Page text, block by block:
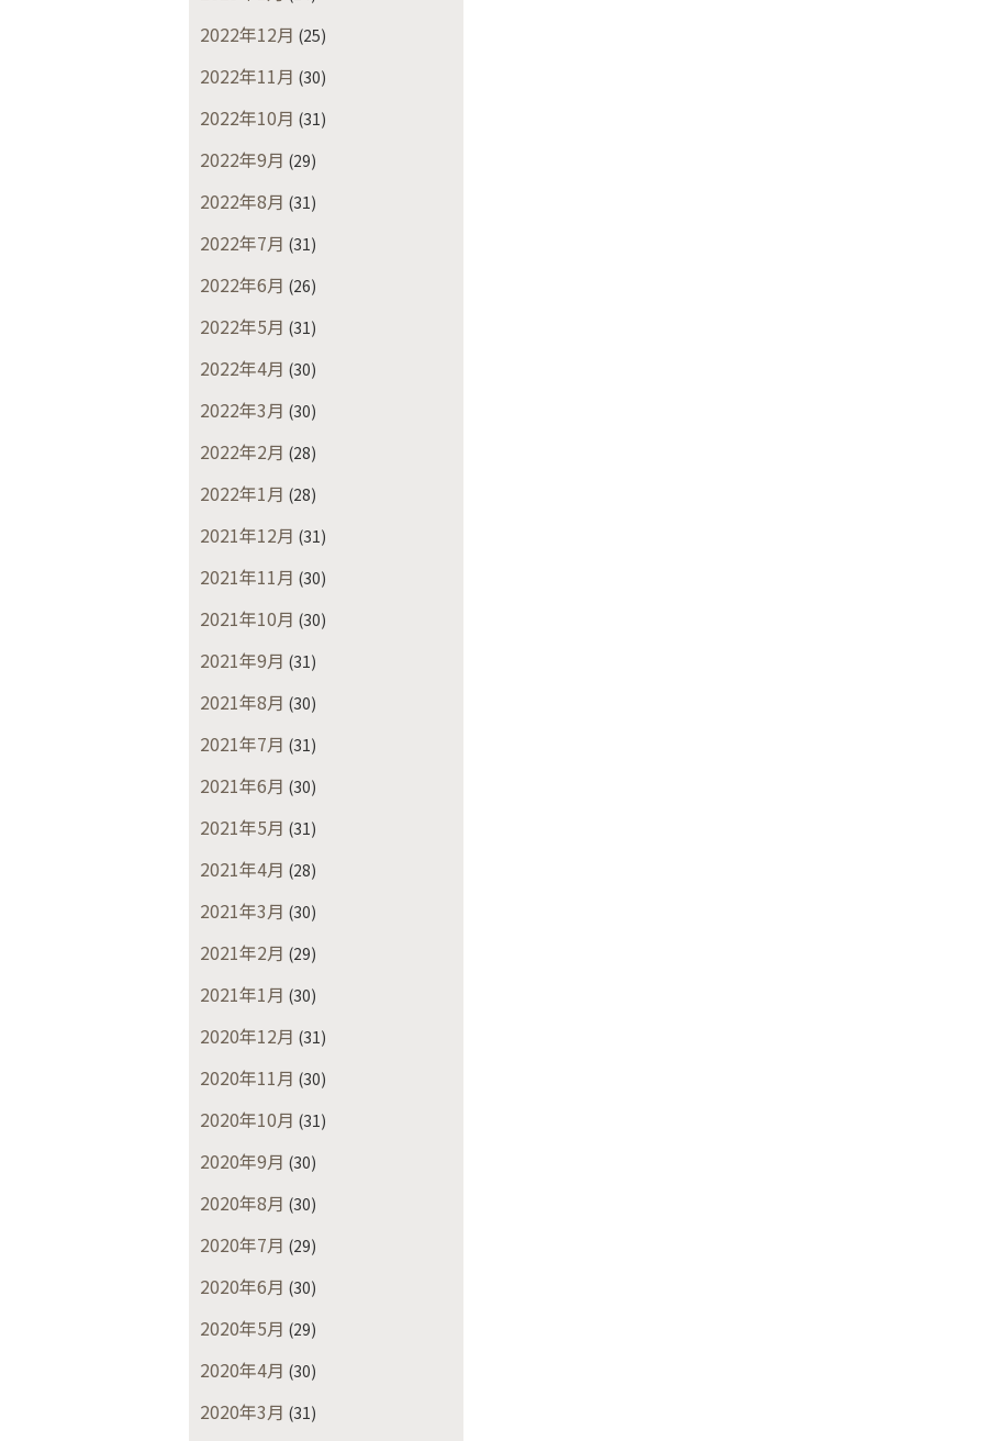
2022年12月 (25)
2022年11月 (30)
2022年10月 (31)
2022年9月 (29)
2022年8月 (31)
2022年7月 (31)
2022年6月 (26)
2022年5月 (31)
2022年4月 (30)
2022年3月 (30)
2022年2月 (28)
2022年1月 (28)
2021年12月 (31)
2021年11月 (30)
2021年10月 (30)
2021年9月 (31)
2021年8月 (30)
2021年7月 (31)
2021年6月 (30)
2021年5月 (31)
2021年4月 (28)
2021年3月 (30)
2021年2月 (29)
2021年1月 (30)
2020年12月 (31)
2020年11月 (30)
2020年10月 (31)
2020年9月 (30)
2020年8月 (30)
2020年7月 (29)
2020年6月 (30)
2020年5月 (29)
2020年4月 (30)
2020年3月 (31)